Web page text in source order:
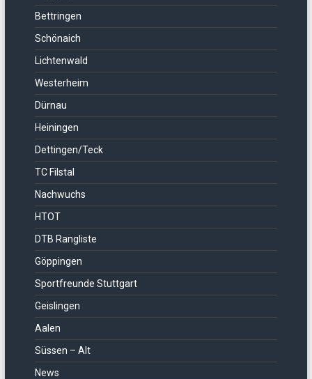
Bettringen
Schönaich
Lichtenwald
Westerheim
Dürnau
Heiningen
Dettingen/Teck
TC Filstal
Nachwuchs
HTOT
DTB Rangliste
Göppingen
Sportfreunde Stuttgart
Geislingen
Aalen
Süssen – Alt
News